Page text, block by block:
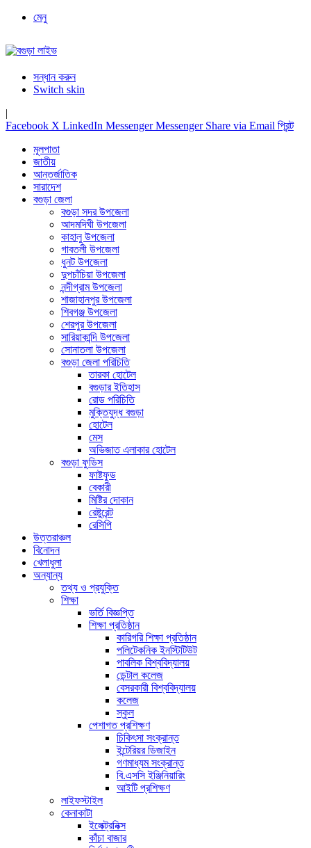
মেনু
সন্ধান করুন
Switch skin
|
Facebook X LinkedIn Messenger Messenger Share via Email প্রিন্ট
মূলপাতা
জাতীয়
আন্তর্জাতিক
সারাদেশ
বগুড়া জেলা
বগুড়া সদর উপজেলা
আদমদিঘী উপজেলা
কাহালু উপজেলা
গাবতলী উপজেলা
ধুনট উপজেলা
দুপচাঁচিয়া উপজেলা
নন্দীগ্রাম উপজেলা
শাজাহানপুর উপজেলা
শিবগঞ্জ উপজেলা
শেরপুর উপজেলা
সারিয়াকান্দি উপজেলা
সোনাতলা উপজেলা
বগুড়া জেলা পরিচিতি
তারকা হোটেল
বগুড়ার ইতিহাস
রোড পরিচিতি
মুক্তিযুদ্ধ বগুড়া
হোটেল
মেস
অভিজাত এলাকার হোটেল
বগুড়া ফুডিস
ফাষ্টফুড
বেকারী
মিষ্টির দোকান
রেষ্টুরেন্ট
রেসিপি
উত্তরাঞ্চল
বিনোদন
খেলাধুলা
অন্যান্য
তথ্য ও প্রযুক্তি
শিক্ষা
ভর্তি বিজ্ঞপ্তি
শিক্ষা প্রতিষ্ঠান
কারিগরি শিক্ষা প্রতিষ্ঠান
পলিটেকনিক ইনস্টিটিউট
পাবলিক বিশ্ববিদ্যালয়
ডেন্টাল কলেজ
বেসরকারী বিশ্ববিদ্যালয়
কলেজ
স্কুল
পেশাগত প্রশিক্ষণ
চিকিৎসা সংক্রান্ত
ইন্টেরিয়র ডিজাইন
গণমাধ্যম সংক্রান্ত
বি.এসসি ইঞ্জিনিয়ারিং
আইটি প্রশিক্ষণ
লাইফস্টাইল
কেনাকাটা
ইলেক্ট্রনিক্স
কাঁচা বাজার